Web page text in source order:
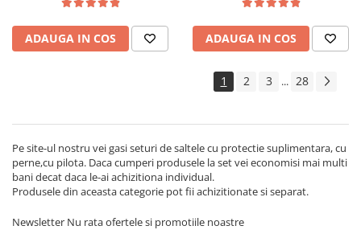
sistem de aerisire perimetral
Saltex plus 2 perne matlasate
microfibra 50x70cm, lavabile
la 60°C
ADAUGA IN COS
Bonell, fata vara-iarna, sistem
de aerisire cu butoni, Salt
Confort plus 2 perne
matlasate microfibra
50x70cm, lavabile la 60°C
ADAUGA IN COS
1 2 3 ... 28
Pe site-ul nostru vei gasi seturi de saltele cu protectie suplimentara, cu
perne,cu pilota. Daca cumperi produsele la set vei economisi mai multi
bani decat daca le-ai achizitiona individual.
Produsele din aceasta categorie pot fii achizitionate si separat.
Newsletter Nu rata ofertele si promotiile noastre